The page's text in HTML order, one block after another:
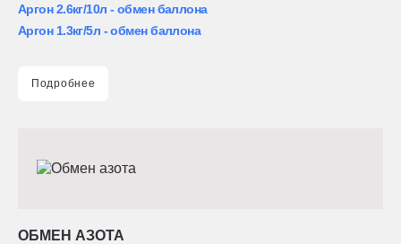
Аргон 2.6кг/10л - обмен баллона
Аргон 1.3кг/5л - обмен баллона
Подробнее
ОБМЕН АЗОТА